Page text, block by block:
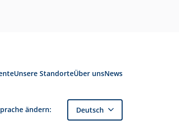
Unsere StandorteÜber unsNews
ändern: Deutsch